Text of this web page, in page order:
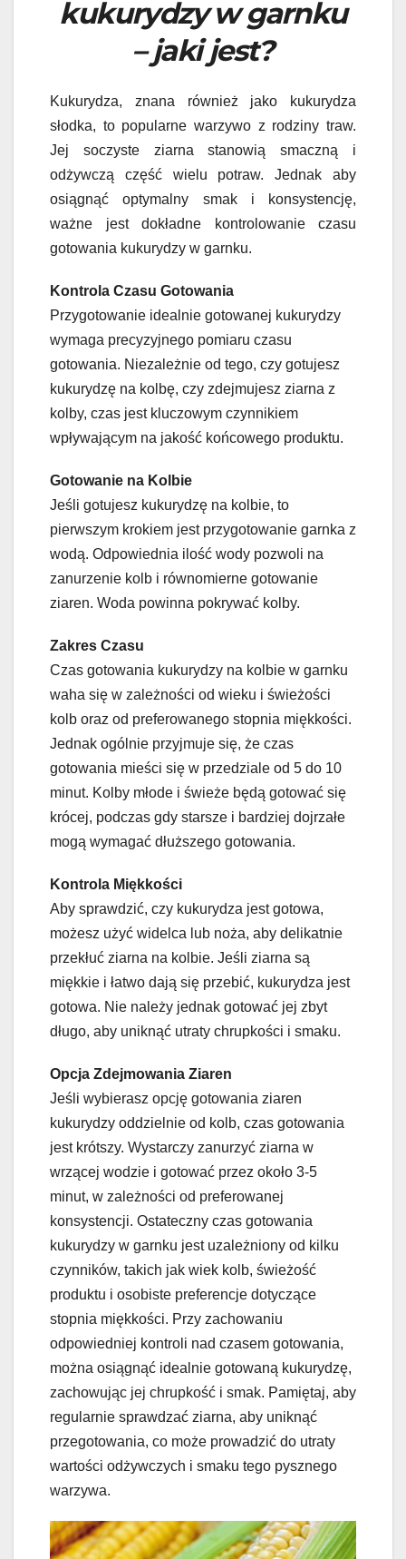
kukurydzy w garnku
– jaki jest?
Kukurydza, znana również jako kukurydza
słodka, to popularne warzywo z rodziny traw.
Jej soczyste ziarna stanowią smaczną i
odżywczą część wielu potraw. Jednak aby
osiągnąć optymalny smak i konsystencję,
ważne jest dokładne kontrolowanie czasu
gotowania kukurydzy w garnku.
Kontrola Czasu Gotowania
Przygotowanie idealnie gotowanej kukurydzy
wymaga precyzyjnego pomiaru czasu
gotowania. Niezależnie od tego, czy gotujesz
kukurydzę na kolbę, czy zdejmujesz ziarna z
kolby, czas jest kluczowym czynnikiem
wpływającym na jakość końcowego produktu.
Gotowanie na Kolbie
Jeśli gotujesz kukurydzę na kolbie, to
pierwszym krokiem jest przygotowanie garnka z
wodą. Odpowiednia ilość wody pozwoli na
zanurzenie kolb i równomierne gotowanie
ziaren. Woda powinna pokrywać kolby.
Zakres Czasu
Czas gotowania kukurydzy na kolbie w garnku
waha się w zależności od wieku i świeżości
kolb oraz od preferowanego stopnia miękkości.
Jednak ogólnie przyjmuje się, że czas
gotowania mieści się w przedziale od 5 do 10
minut. Kolby młode i świeże będą gotować się
krócej, podczas gdy starsze i bardziej dojrzałe
mogą wymagać dłuższego gotowania.
Kontrola Miękkości
Aby sprawdzić, czy kukurydza jest gotowa,
możesz użyć widelca lub noża, aby delikatnie
przekłuć ziarna na kolbie. Jeśli ziarna są
miękkie i łatwo dają się przebić, kukurydza jest
gotowa. Nie należy jednak gotować jej zbyt
długo, aby uniknąć utraty chrupkości i smaku.
Opcja Zdejmowania Ziaren
Jeśli wybierasz opcję gotowania ziaren
kukurydzy oddzielnie od kolb, czas gotowania
jest krótszy. Wystarczy zanurzyć ziarna w
wrzącej wodzie i gotować przez około 3-5
minut, w zależności od preferowanej
konsystencji. Ostateczny czas gotowania
kukurydzy w garnku jest uzależniony od kilku
czynników, takich jak wiek kolb, świeżość
produktu i osobiste preferencje dotyczące
stopnia miękkości. Przy zachowaniu
odpowiedniej kontroli nad czasem gotowania,
można osiągnąć idealnie gotowaną kukurydzę,
zachowując jej chrupkość i smak. Pamiętaj, aby
regularnie sprawdzać ziarna, aby uniknąć
przegotowania, co może prowadzić do utraty
wartości odżywczych i smaku tego pysznego
warzywa.